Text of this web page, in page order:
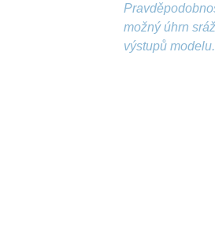
možný úhrn
výstupů modelu.